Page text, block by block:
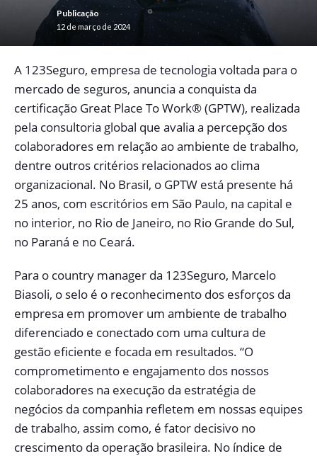
Publicação
12 de março de 2024
A 123Seguro, empresa de tecnologia voltada para o
mercado de seguros, anuncia a conquista da
certificação Great Place To Work® (GPTW), realizada
pela consultoria global que avalia a percepção dos
colaboradores em relação ao ambiente de trabalho,
dentre outros critérios relacionados ao clima
organizacional. No Brasil, o GPTW está presente há
25 anos, com escritórios em São Paulo, na capital e
no interior, no Rio de Janeiro, no Rio Grande do Sul,
no Paraná e no Ceará.
Para o country manager da 123Seguro, Marcelo
Biasoli, o selo é o reconhecimento dos esforços da
empresa em promover um ambiente de trabalho
diferenciado e conectado com uma cultura de
gestão eficiente e focada em resultados. “O
comprometimento e engajamento dos nossos
colaboradores na execução da estratégia de
negócios da companhia refletem em nossas equipes
de trabalho, assim como, é fator decisivo no
crescimento da operação brasileira. No índice de